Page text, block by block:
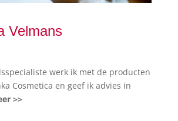
Velmans
werk ik met de producten
Cosmetica en geef ik advies in
>>